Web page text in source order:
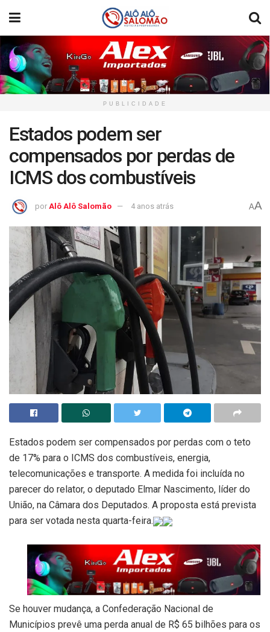
PUBLICIDADE
Estados podem ser
compensados por perdas de
ICMS dos combustíveis
por Alô Alô Salomão 4 anos atrás AA
Estados podem ser compensados por perdas com o teto
de 17% para o ICMS dos combustíveis, energia,
telecomunicações e transporte. A medida foi incluída no
parecer do relator, o deputado Elmar Nascimento, líder do
União, na Câmara dos Deputados. A proposta está prevista
para ser votada nesta quarta-feira.
Se houver mudança, a Confederação Nacional de
Municípios prevê uma perda anual de R$ 65 bilhões para os